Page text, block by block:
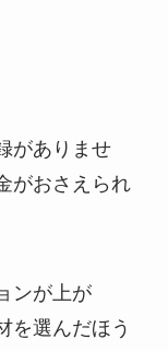
がありませ
がおさえられ
ンが上が
を選んだほう